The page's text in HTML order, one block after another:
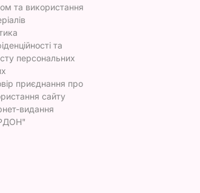
та використання
та
персональних
приєднання про
сайту
видання